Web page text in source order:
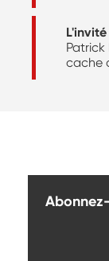
Patrick
cache